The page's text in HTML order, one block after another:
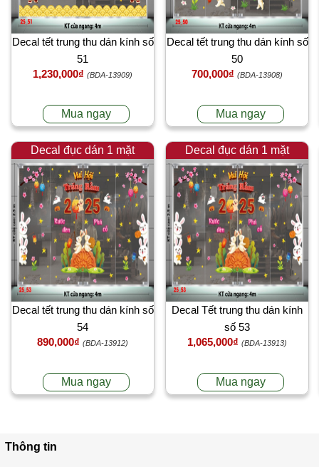
Decal tết trung thu dán kính số
51
1,230,000₫ (BDA-13909)
Mua ngay
Decal tết trung thu dán kính số
50
700,000₫ (BDA-13908)
Mua ngay
Decal đục dán 1 mặt
Decal tết trung thu dán kính số
54
890,000₫ (BDA-13912)
Mua ngay
Decal đục dán 1 mặt
Decal Tết trung thu dán kính
số 53
1,065,000₫ (BDA-13913)
Mua ngay
Thông tin